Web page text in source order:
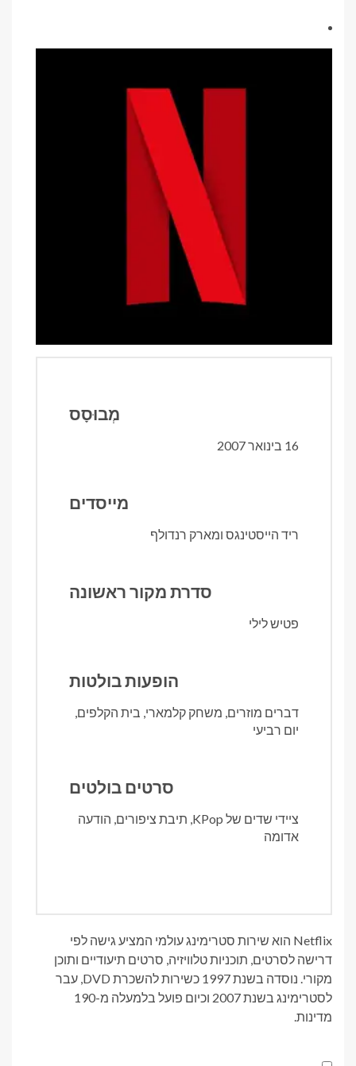
מְבוּסָס
16 בינואר 2007
מייסדים
ריד הייסטינגס ומארק רנדולף
סדרת מקור ראשונה
פטיש לילי
הופעות בולטות
דברים מוזרים, משחק קלמארי, בית הקלפים,
יום רביעי
סרטים בולטים
ציידי שדים של KPop, תיבת ציפורים, הודעה
אדומה
Netflix הוא שירות סטרימינג עולמי המציע גישה לפי
דרישה לסרטים, תוכניות טלוויזיה, סרטים תיעודיים ותוכן
מקורי. נוסדה בשנת 1997 כשירות להשכרת DVD, עבר
לסטרימינג בשנת 2007 וכיום פועל בלמעלה מ-190
מדינות.